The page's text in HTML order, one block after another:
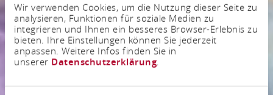
Wir verwenden Cookies, um die Nutzung dieser Seite zu
analysieren, Funktionen für soziale Medien zu
integrieren und Ihnen ein besseres Browser-Erlebnis zu
bieten. Ihre Einstellungen können Sie jederzeit
anpassen. Weitere Infos finden Sie in
unserer Datenschutzerklärung.